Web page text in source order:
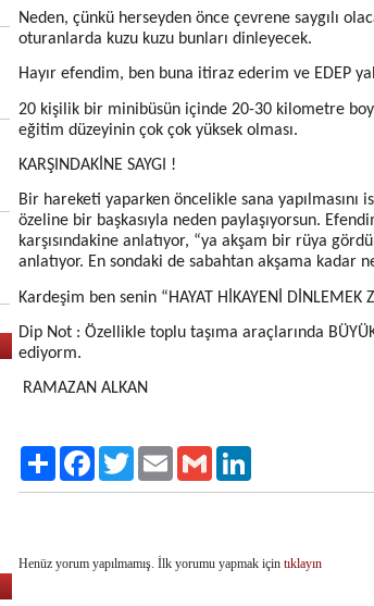
Neden, çünkü herseyden önce çevrene saygılı
oturanlarda kuzu kuzu bunları dinleyecek.
Hayır efendim, ben buna itiraz ederim ve EDEP
20 kişilik bir minibüsün içinde 20-30 kilometre
eğitim düzeyinin çok çok yüksek olması.
KARŞINDAKİNE SAYGI !
Bir hareketi yaparken öncelikle sana yapılmasını
özeline bir başkasıyla neden paylaşıyorsun.
karşısındakine anlatıyor, “ya akşam bir rüya
anlatıyor. En sondaki de sabahtan akşama kadar
Kardeşim ben senin “HAYAT HİKAYENİ DİNLEMEK
Dip Not : Özellikle toplu taşıma araçlarında
ediyorm.
RAMAZAN ALKAN
Paylaş FacebookTwitter Email Gmail
Henüz yorum yapılmamış. İlk yorumu yapmak için tıklayın